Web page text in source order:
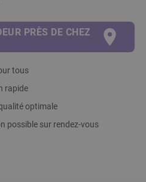
PRÈS DE CHEZ
tous
rapide
optimale
possible sur rendez-vous